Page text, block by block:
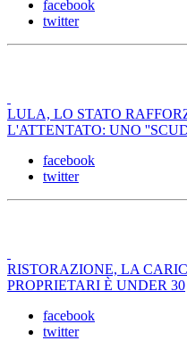
facebook
twitter
LULA, LO STATO
L'ATTENTATO: UNO
facebook
twitter
RISTORAZIONE, LA
PROPRIETARI È UNDER 30
facebook
twitter